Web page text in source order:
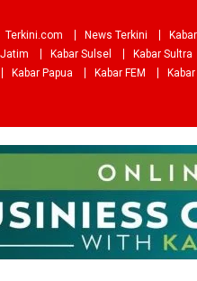
Terkini.com News Terkini
Jatim Kabar Sulsel Kabar Sultra
Kabar Papua Kabar FEM